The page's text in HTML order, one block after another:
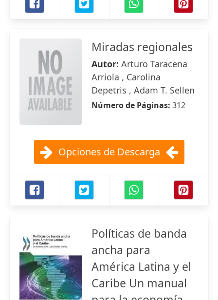
Miradas regionales
Autor: Arturo Taracena
Arriola , Carolina
Depetris , Adam T. Sellen
Número de Páginas: 312
Opciones de Descarga
Políticas de banda
ancha para
América Latina y el
Caribe Un manual